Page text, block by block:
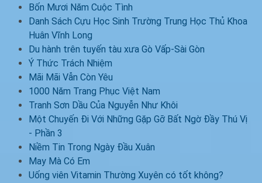
Bốn Mươi Năm Cuộc Tình
Danh Sách Cựu Học Sinh Trường Trung Học Thủ Khoa
Huân Vĩnh Long
Du hành trên tuyến tàu xưa Gò Vấp-Sài Gòn
Ý Thức Trách Nhiệm
Mãi Mãi Vẫn Còn Yêu
1000 Năm Trang Phục Việt Nam
Tranh Sơn Dầu Của Nguyễn Như Khôi
Một Chuyến Đi Với Những Gặp Gỡ Bất Ngờ Đầy Thú Vị
- Phần 3
Niềm Tin Trong Ngày Đầu Xuân
May Mà Có Em
Uống viên Vitamin Thường Xuyên có tốt không?